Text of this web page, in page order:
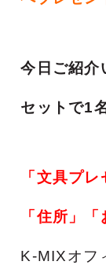
今日ご紹介
セットで1
「文具プ
「住所」
K-MIXオフ